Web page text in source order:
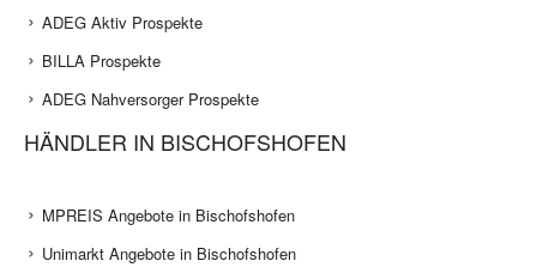
ADEG Aktiv Prospekte
BILLA Prospekte
ADEG Nahversorger Prospekte
HÄNDLER IN BISCHOFSHOFEN
MPREIS Angebote in Bischofshofen
Unimarkt Angebote in Bischofshofen